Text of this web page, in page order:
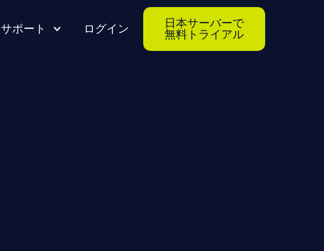
サポート ログイン 日本サーバーで
無料トライアル